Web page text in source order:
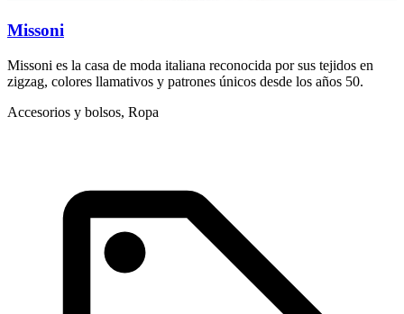
Missoni
Missoni es la casa de moda italiana reconocida por sus tejidos en
zigzag, colores llamativos y patrones únicos desde los años 50.
Accesorios y bolsos, Ropa